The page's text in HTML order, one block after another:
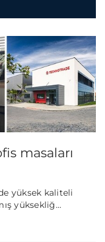
masaları
yüksek kaliteli
yüksekliğ...